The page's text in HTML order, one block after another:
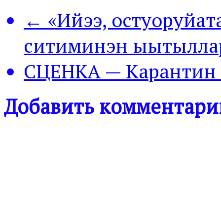
← «Ийээ,
ситиминэн
СЦЕНКА —
Добавить